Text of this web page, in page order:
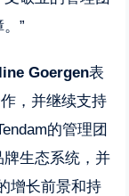
”
Goergen表
，并继续支持
的管理团
生态系统，并
增长前景和持